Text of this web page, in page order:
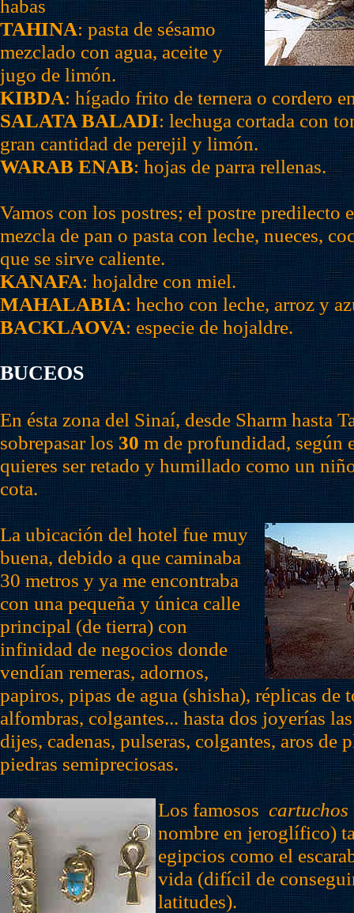
habas
TAHINA: pasta de sésamo
mezclado con agua, aceite y
jugo de limón.
KIBDA: hígado frito de ternera o cordero
SALATA BALADI: lechuga cortada con
gran cantidad de perejil y limón.
WARAB ENAB: hojas de parra rellenas.
Vamos con los postres; el postre predilecto
mezcla de pan o pasta con leche, nueces,
que se sirve caliente.
KANAFA: hojaldre con miel.
MAHALABIA: hecho con leche, arroz y
BACKLAOVA: especie de hojaldre.
BUCEOS
En ésta zona del Sinaí, desde Sharm hasta
sobrepasar los30m de profundidad, según
quieres ser retado y humillado como un
cota.
La ubicación del hotel fue muy
buena, debido a que caminaba
30 metros y ya me encontraba
con una pequeña y única calle
principal (de tierra) con
infinidad de negocios donde
vendían remeras, adornos,
papiros, pipas de agua (shisha), réplicas de
alfombras, colgantes... hasta dos joyerías
dijes, cadenas, pulseras, colgantes, aros de
piedras semipreciosas.
Los famososcartuchos
nombre en jeroglífico)
egipcios como el
vida (difícil de
latitudes).